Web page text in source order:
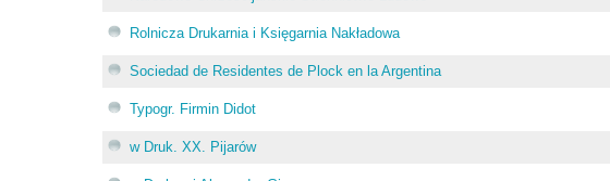
Rolnicza Drukarnia i Księgarnia Nakładowa
Sociedad de Residentes de Plock en la Argentina
Typogr. Firmin Didot
w Druk. XX. Pijarów